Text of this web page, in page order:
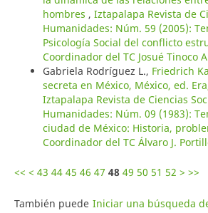
hombres , Iztapalapa Revista de
Humanidades: Núm. 59 (2005):
Psicología Social del conflicto
Coordinador del TC Josué Tinoco
Gabriela Rodríguez L., Friedrich
secreta en México, México, ed.
Iztapalapa Revista de Ciencias
Humanidades: Núm. 09 (1983):
ciudad de México: Historia,
Coordinador del TC Álvaro J.
<< < 43 44 45 46 47 48 49 50 51 52 > >>
También puede Iniciar una búsqueda